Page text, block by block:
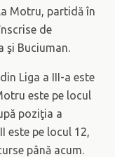
Motru, partidă în
de
şi Buciuman.
Liga a III-a este
este pe locul
poziţia a
este pe locul 12,
până acum.